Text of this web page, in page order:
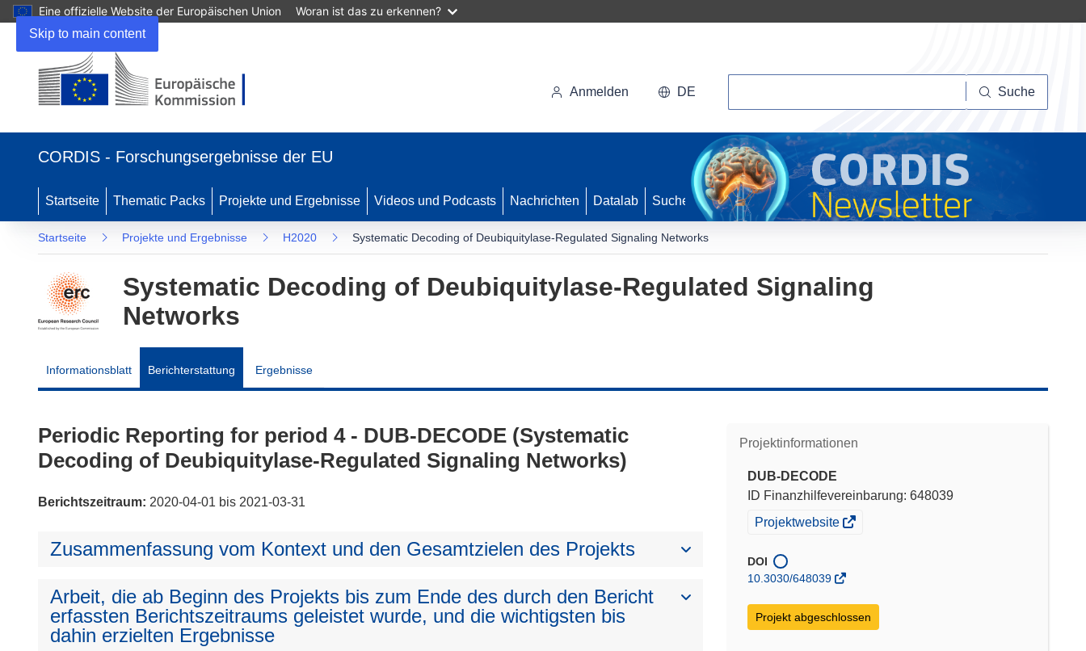
Skip to main content
Eine offizielle Website der Europäischen Union Woran ist das zu erkennen?
neuem
Anmelden DE Suche
CORDIS - Forschungsergebnisse der EU
Startseite Thematic Packs Projekte und Ergebnisse Videos und Podcasts Nachrichten Datalab Suche
Startseite Projekte und Ergebnisse H2020 Systematic Decoding of Deubiquitylase-Regulated Signaling Networks
Systematic Decoding of Deubiquitylase-Regulated Signaling
Networks
Informationsblatt Berichterstattung Ergebnisse
Projektinformationen
DUB-DECODE
ID Finanzhilfevereinbarung: 648039
(öffnet
Fenster)
Projektwebsite
DOI
10.3030/648039
Projekt abgeschlossen
Periodic Reporting for period 4 - DUB-DECODE (Systematic
Decoding of Deubiquitylase-Regulated Signaling Networks)
Berichtszeitraum: 2020-04-01 bis 2021-03-31
Zusammenfassung vom Kontext und den Gesamtzielen des Projekts
Arbeit, die ab Beginn des Projekts bis zum Ende des durch den Bericht
erfassten Berichtszeitraums geleistet wurde, und die wichtigsten bis
dahin erzielten Ergebnisse